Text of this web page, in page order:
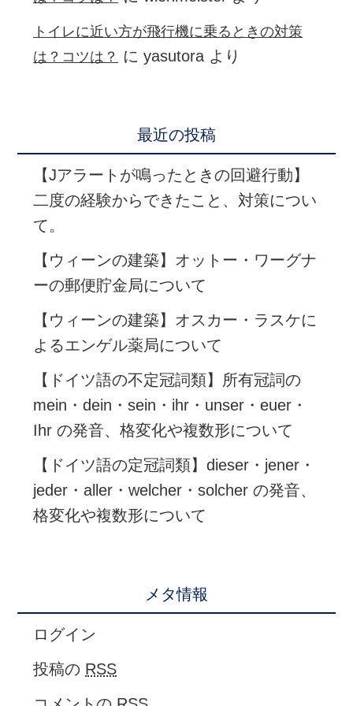
トイレに近い方が飛行機に乗るときの対策
は？コツは？
にyasutora より
最近の投稿
【Jアラートが鳴ったときの回避行動】
二度の経験からできたこと、対策につい
て。
【ウィーンの建築】オットー・ワーグナ
ーの郵便貯金局について
【ウィーンの建築】オスカー・ラスケに
よるエンゲル薬局について
【ドイツ語の不定冠詞類】所有冠詞の
mein・dein・sein・ihr・unser・euer・
Ihr の発音、格変化や複数形について
【ドイツ語の定冠詞類】dieser・jener・
jeder・aller・welcher・solcher の発音、
格変化や複数形について
メタ情報
ログイン
投稿の RSS